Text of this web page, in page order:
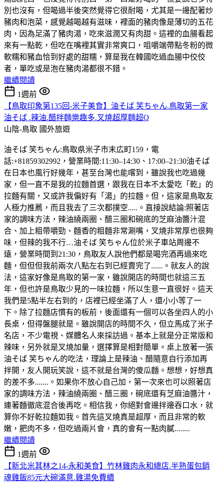
別也沒有，但喝過半後突然覺得它很耐喝，尤其是一邊配著炒
豬肉和泡菜，感覺越喝越有滋味，裡面的豬肉像是薄切的五花
肉，因為足滿了豬肉湯，吃來滋潤又有肉甜。這裡的血腸看起
來有一點乾，但吃在嘴裡其實非常爽口，咀嚼端帶點冬粉的微
軟糯和豬血恰到好處的甜糯，算是我在韓國吃過血腸中佼佼
者，單吃或是泡在豬肉湯都很不錯。
繼續閱讀
1週前
【鳥取印象第135回-米子美食】油そば 笑ちゃん.鳥取第一家
油そば .辣油.醋拌麵樂趣多.叉燒超厚麵超Q
山陰-鳥取 國外旅遊
油そば 笑ちゃん:鳥取県米子市末広町159，電
話:+81859302992，營業時間:11:30–14:30、17:00–21:30油そば
在日本也風行好幾年，甚至台灣也能嚐到，雖說我也吃過幾
家，但一直不是我的拉麵首選，跟我在日本不太愛吃「乾」的
拉麵有關，又或許我偏好有「湯」的拉麵。但，這家是鳥取友
人極力推薦，而且我去了三次都撲空.....。直接說結論:照著店
家的調味方法，辣油繞兩圈、醋三圈和碗底的芝麻油醬汁混
合、加上粗帶嚼勁、麵香的粗麵非常涮嘴，叉燒非常厚也很夠
味，但辣的我不行…油そば 笑ちゃん位於米子車站周邊不
遠，營業時間到21:30，鳥取友人說他們都是喝完酒再過來吃
麵，但但但我前兩次八點左右到已經賣完了......。就友人的說
法，這家好像是鳥取的第一家，雖說開店的時間也就這三五
年，但也許是鳥取少見的一味拉麵，所以生意一直很好。這天
我們是5點半左右到的，店裡已經坐滿了人，還小小等了一
下。除了拉麵店慣有的板前，後面還有一個可以各坐四人的小
長桌，但得盤腿就是。雖說開店的時間不久，但立馬成了米子
名店，不少電視、媒體名人來採訪過。基本上就是分正常版和
辣味，另外就是叉燒加量，選擇算是相對簡單。桌上放著一張
油そば 笑ちゃん的吃法，理論上是辣油、醋隨意自行添加再
拌開，友人開玩笑說，這不就是台灣的傻瓜麵。想想，好想真
的差不多.......。如果你不放心自己加，第一次來也可以照著店
家的調味方法，辣油繞兩圈、醋三圈，碗底還有芝麻油醬汁，
連著麵徹底混合後再吃。相信我，你絕對會邊拌邊吞口水，就
算你不好乾拉麵如我。首先這叉燒真是超厚，而且非常的軟
嫩，肥肉不多，但吃過兩片會，真的會有一點肉膩........
繼續閱讀
1週前
【新北米其林之14-永和美食】竹林雞肉永和總店.半熟蛋包銷
魂雞飯85元大碗滿意.雞湯免費續